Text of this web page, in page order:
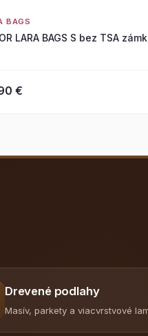
BAGS
LARA BAGS S bez TSA
€
Drevené podlahy
Masív, parkety a viacvrstvové